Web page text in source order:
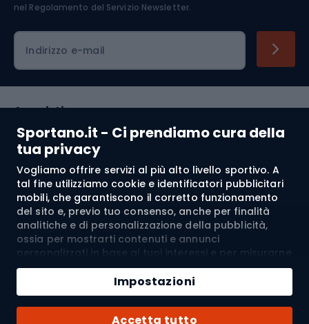
Sportano.it - Ci prendiamo cura della
tua privacy
Vogliamo offrire servizi al più alto livello sportivo. A
tal fine utilizziamo cookie e identificatori pubblicitari
mobili, che garantiscono il corretto funzionamento
del sito e, previo tuo consenso, anche per finalità
analitiche e di personalizzazione della pubblicità,
ossia per mostrarti contenuti e annunci
personalizzati in base ai tuoi interessi e per misurarne
l’efficacia. I cookie e gli identificatori pubblicitari
mobili possono essere utilizzati sia per attività
pubblicitarie personalizzate sia non personalizzate, a
seconda dei consensi da te espressi. Se clicchi su
Accetta tutto
Impostazioni
Quantità
Aggiungi al carrello
Acquista con
nel Regolamento del Servizio Newsletter.
Indirizzo e-mail
Acquisti
Servizio clienti
Regolamento
Chi siamo
© 2026 Sportano